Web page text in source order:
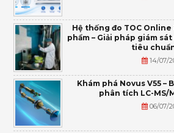
Hệ thống đo TOC
phẩm – Giải pháp giám
tiêu
14/07/
Khám phá Novus V55 –
phân tích LC-MS/
06/07/